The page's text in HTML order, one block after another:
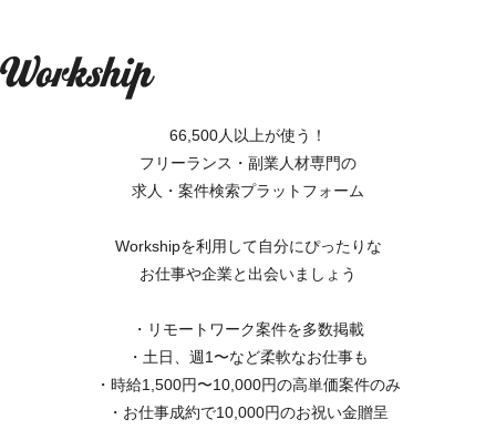
66,500人以上が使う！
フリーランス・副業人材専門の
求人・案件検索プラットフォーム
Workshipを利用して自分にぴったりな
お仕事や企業と出会いましょう
・リモートワーク案件を多数掲載
・土日、週1〜など柔軟なお仕事も
・時給1,500円〜10,000円の高単価案件のみ
・お仕事成約で10,000円のお祝い金贈呈